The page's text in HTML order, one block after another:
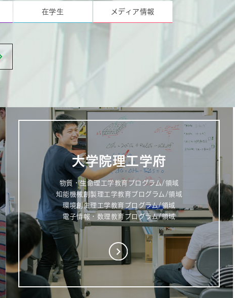
在学生 メディア情報
大学院理工学府
物質・生命理工学教育プログラム/領域
知能機械創製理工学教育プログラム/領域
環境創生理工学教育プログラム/領域
電子情報・数理教育プログラム/領域